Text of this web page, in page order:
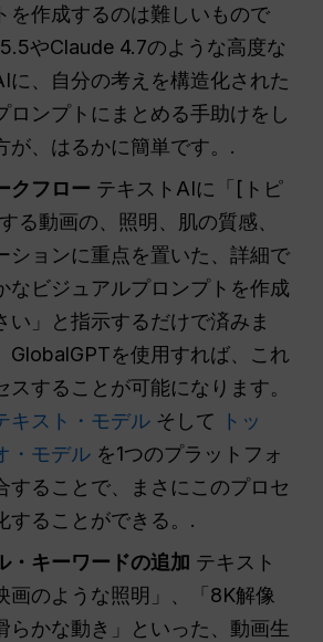
を作成するのは難しいもので
やClaude 4.7のような高度な
に、自分の考えを構造化された
ロンプトにまとめる手助けをし
が、はるかに簡単です。.
クフロー テキストAIに「[トピ
る動画の、照明、肌の質感、
ションに重点を置いた、詳細で
なビジュアルプロンプトを作成
い」と指示するだけで済みま
GlobalGPTを使用すれば、これ
スすることが可能になります。
キスト・モデル そして
トッ
・モデル を1つのプラットフォ
することで、まさにこのプロセ
することができる。.
・キーワードの追加 テキスト
画のような照明」、「8K解像
らかな動き」といった、動画生